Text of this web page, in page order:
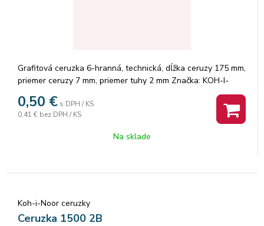
Grafitová ceruzka 6-hranná, technická, dĺžka ceruzy 175 mm,
priemer ceruzy 7 mm, priemer tuhy 2 mm Značka: KOH-I-
0,50 € s DPH / KS
0,41 € bez DPH / KS
Na sklade
Koh-i-Noor ceruzky
Ceruzka 1500 2B